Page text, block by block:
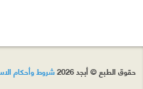
حقوق الطبع © أبجد 2026 شروط وأحكام